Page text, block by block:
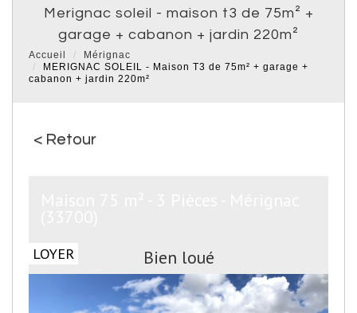
merignac soleil - maison t3 de 75m² +
garage + cabanon + jardin 220m²
Accueil
Mérignac
MERIGNAC SOLEIL - Maison T3 de 75m² + garage +
cabanon + jardin 220m²
< Retour
LOYER Bien loué